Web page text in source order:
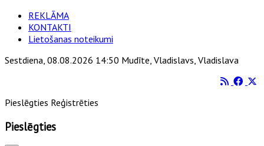
REKLĀMA
KONTAKTI
Lietošanas noteikumi
Sestdiena, 08.08.2026 14:50 Mudīte, Vladislavs, Vladislava
Pieslēgties Reģistrēties
Pieslēgties